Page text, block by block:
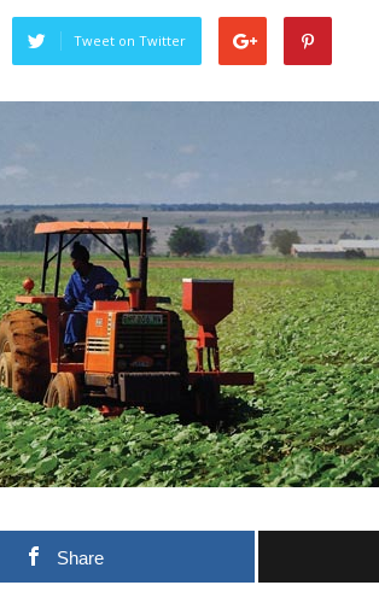
Tweet on Twitter
Share